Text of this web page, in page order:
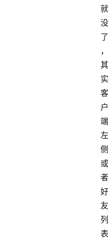
就
没
了
，
其
实
客
户
端
左
侧
或
者
好
友
列
表